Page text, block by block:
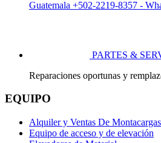
Guatemala +502-2219-8357 -
PARTES &
Reparaciones oportunas y
EQUIPO
Alquiler y Ventas De Montacargas
Equipo de acceso y de elevación